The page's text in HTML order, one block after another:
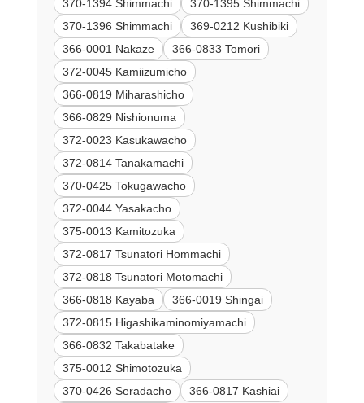
370-1394 Shimmachi
370-1395 Shimmachi
370-1396 Shimmachi
369-0212 Kushibiki
366-0001 Nakaze
366-0833 Tomori
372-0045 Kamiizumicho
366-0819 Miharashicho
366-0829 Nishionuma
372-0023 Kasukawacho
372-0814 Tanakamachi
370-0425 Tokugawacho
372-0044 Yasakacho
375-0013 Kamitozuka
372-0817 Tsunatori Hommachi
372-0818 Tsunatori Motomachi
366-0818 Kayaba
366-0019 Shingai
372-0815 Higashikaminomiyamachi
366-0832 Takabatake
375-0012 Shimotozuka
370-0426 Seradacho
366-0817 Kashiai